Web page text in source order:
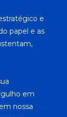
e
papel e as
em
nossa